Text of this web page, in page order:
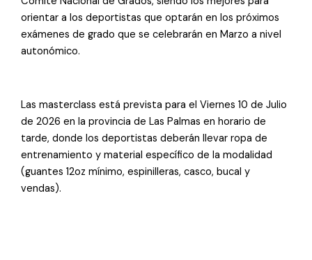
orientar a los deportistas que optarán en los próximos
exámenes de grado que se celebrarán en Marzo a nivel
autonómico.
Las masterclass está prevista para el Viernes 10 de Julio
de 2026 en la provincia de Las Palmas en horario de
tarde, donde los deportistas deberán llevar ropa de
entrenamiento y material específico de la modalidad
(guantes 12oz mínimo, espinilleras, casco, bucal y
vendas).